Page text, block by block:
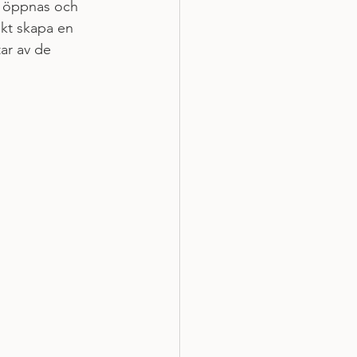
och
skapa en
av de